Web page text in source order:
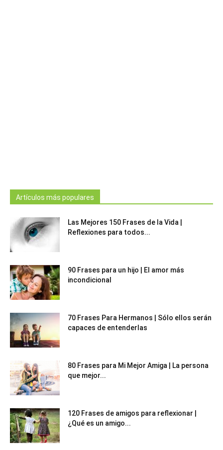
Artículos más populares
Las Mejores 150 Frases de la Vida |
Reflexiones para todos...
90 Frases para un hijo | El amor más
incondicional
70 Frases Para Hermanos | Sólo ellos serán
capaces de entenderlas
80 Frases para Mi Mejor Amiga | La persona
que mejor...
120 Frases de amigos para reflexionar |
¿Qué es un amigo...